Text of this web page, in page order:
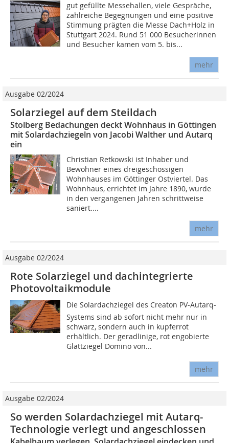
gut gefüllte Messehallen, viele Gespräche,
zahlreiche Begegnungen und eine positive
Stimmung prägten die Messe Dach+Holz in
Stuttgart 2024. Rund 51 000 Besucherinnen
und Besucher kamen vom 5. bis...
mehr
Ausgabe 02/2024
Solarziegel auf dem Steildach
Stolberg Bedachungen deckt Wohnhaus in Göttingen
mit Solardachziegeln von Jacobi Walther und Autarq
ein
Christian Retkowski ist Inhaber und
Bewohner eines dreigeschossigen
Wohnhauses im Göttinger Ostviertel. Das
Wohnhaus, errichtet im Jahre 1890, wurde
in den vergangenen Jahren schrittweise
saniert....
mehr
Ausgabe 02/2024
Rote Solarziegel und dachintegrierte
Photovoltaikmodule
Die Solardachziegel des Creaton PV-Autarq-
Systems sind ab sofort nicht mehr nur in
schwarz, sondern auch in kupferrot
erhältlich. Der geradlinige, rot engobierte
Glattziegel Domino von...
mehr
Ausgabe 02/2024
So werden Solardachziegel mit Autarq-
Technologie verlegt und angeschlossen